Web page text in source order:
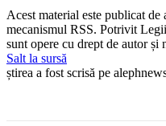
Acest material este publicat
mecanismul RSS. Potrivit
sunt opere cu drept de autor și
Salt la sursă
știrea a fost scrisă pe